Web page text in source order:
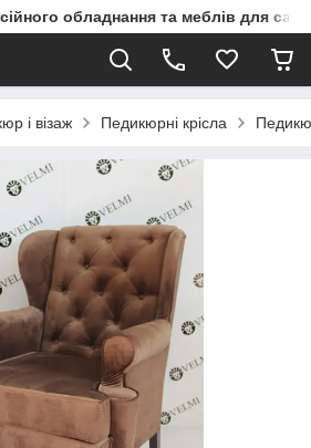
обладнання та меблів для
і візаж Педикюрні крісла